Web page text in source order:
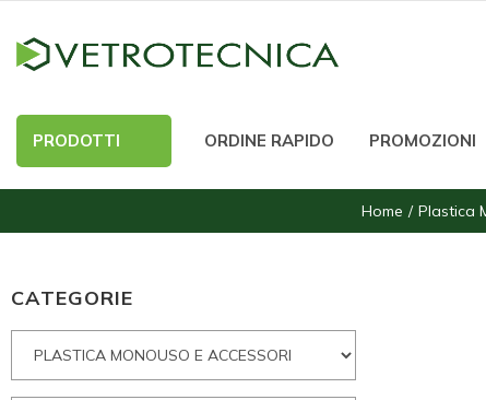
PRODOTTI ORDINE RAPIDO PROMOZIONI
Home Plastica
CATEGORIE